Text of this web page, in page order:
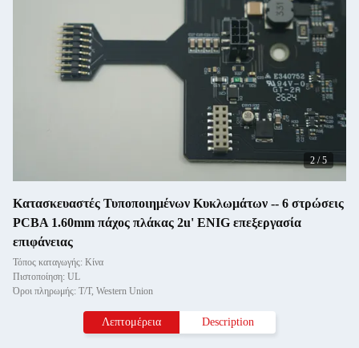
2/5
Κατασκευαστές Τυποποιημένων Κυκλωμάτων -- 6 στρώσεις
PCBA 1.60mm πάχος πλάκας 2u' ENIG επεξεργασία
επιφάνειας
Τόπος καταγωγής: Κίνα
Πιστοποίηση: UL
Όροι πληρωμής: T/T, Western Union
Λεπτομέρεια Description